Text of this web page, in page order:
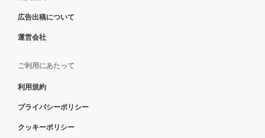
広告出稿について
運営会社
ご利用にあたって
利用規約
プライバシーポリシー
クッキーポリシー